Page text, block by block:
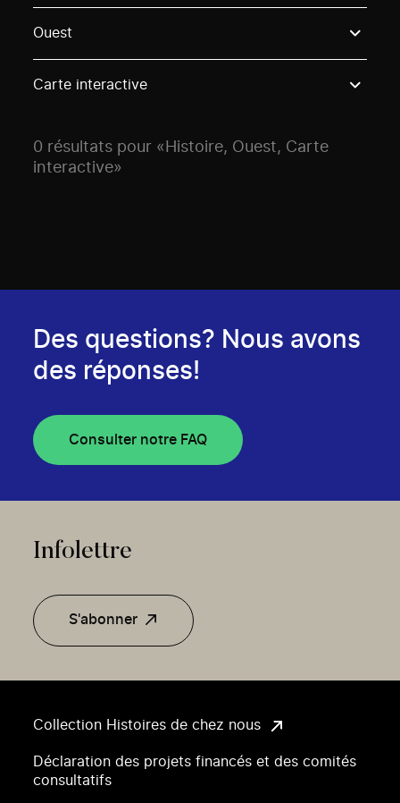
Ouest
Carte interactive
0 résultats pour «Histoire, Ouest, Carte
interactive»
Collection Histoires de chez nous
Déclaration des projets financés et des comités
consultatifs
Des questions? Nous avons
des réponses!
Consulter notre FAQ
Infolettre
S'abonner